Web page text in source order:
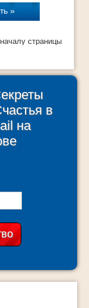
страницы
в
на